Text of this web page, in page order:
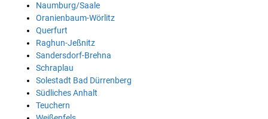
Naumburg/Saale
Oranienbaum-Wörlitz
Querfurt
Raghun-Jeßnitz
Sandersdorf-Brehna
Schraplau
Solestadt Bad Dürrenberg
Südliches Anhalt
Teuchern